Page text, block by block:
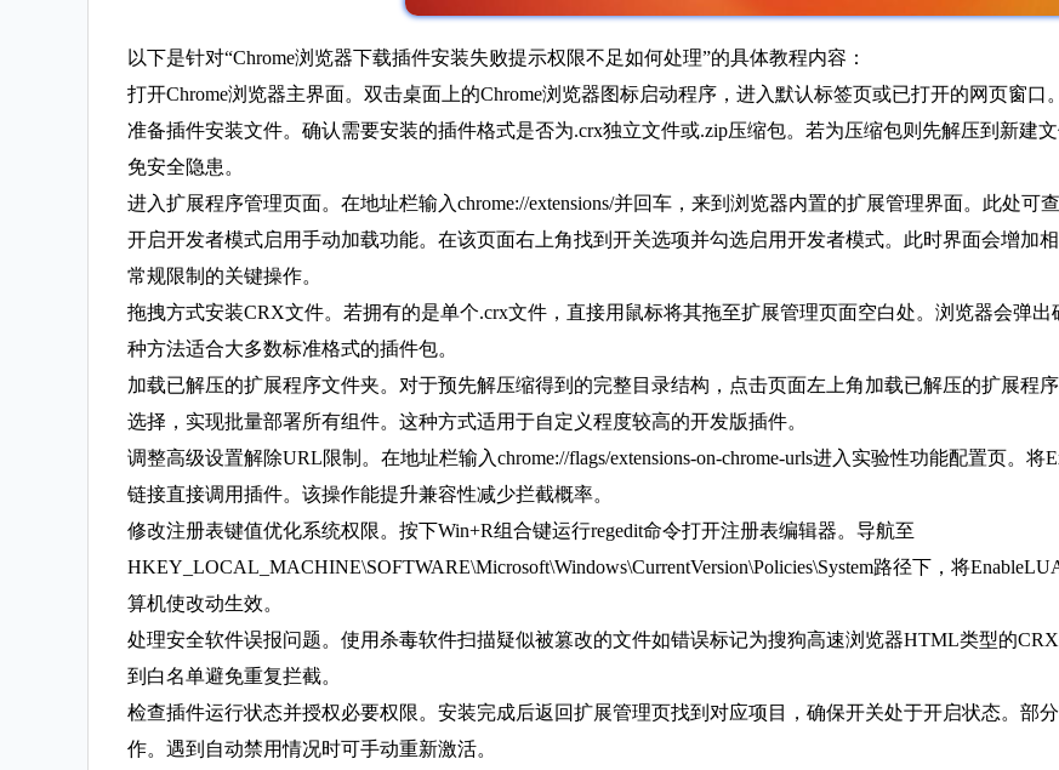
以下是针对“Chrome浏览器下载插件安装失败提示权限不足如何处理”的具体教程内容：
打开Chrome浏览器主界面。双击桌面上的Chrome浏览器图标启动程序，进入默认标签页或已打开的网页窗口。
准备插件安装文件。确认需要安装的插件格式是否为.crx独立文件或.zip压缩包。若为压缩包则先解压到新建
免安全隐患。
进入扩展程序管理页面。在地址栏输入chrome://extensions/并回车，来到浏览器内置的扩展管理界面。此处可
开启开发者模式启用手动加载功能。在该页面右上角找到开关选项并勾选启用开发者模式。此时界面会增加
常规限制的关键操作。
拖拽方式安装CRX文件。若拥有的是单个.crx文件，直接用鼠标将其拖至扩展管理页面空白处。浏览器会弹
种方法适合大多数标准格式的插件包。
加载已解压的扩展程序文件夹。对于预先解压缩得到的完整目录结构，点击页面左上角加载已解压的扩展程
选择，实现批量部署所有组件。这种方式适用于自定义程度较高的开发版插件。
调整高级设置解除URL限制。在地址栏输入chrome://flags/extensions-on-chrome-urls进入实验性功能配置页。
链接直接调用插件。该操作能提升兼容性减少拦截概率。
修改注册表键值优化系统权限。按下Win+R组合键运行regedit命令打开注册表编辑器。导航至
HKEY_LOCAL_MACHINE\SOFTWARE\Microsoft\Windows\CurrentVersion\Policies\System路径下，将
算机使改动生效。
处理安全软件误报问题。使用杀毒软件扫描疑似被篡改的文件如错误标记为搜狗高速浏览器HTML类型的
到白名单避免重复拦截。
检查插件运行状态并授权必要权限。安装完成后返回扩展管理页找到对应项目，确保开关处于开启状态。部
作。遇到自动禁用情况时可手动重新激活。